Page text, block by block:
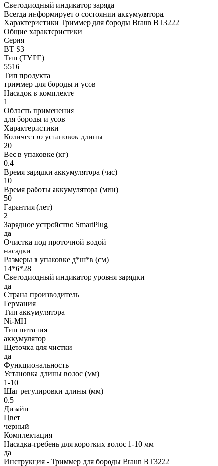
Светодиодный индикатор заряда
Всегда информирует о состоянии аккумулятора.
Характеристики Триммер для бороды Braun BT3222
Общие характеристики
Серия
BT S3
Тип (TYPE)
5516
Тип продукта
триммер для бороды и усов
Насадок в комплекте
1
Область применения
для бороды и усов
Характеристики
Количество установок длины
20
Вес в упаковке (кг)
0.4
Время зарядки аккумулятора (час)
10
Время работы аккумулятора (мин)
50
Гарантия (лет)
2
Зарядное устройство SmartPlug
да
Очистка под проточной водой
насадки
Размеры в упаковке д*ш*в (см)
14*6*28
Светодиодный индикатор уровня зарядки
да
Страна производитель
Германия
Тип аккумулятора
Ni-MH
Тип питания
аккумулятор
Щеточка для чистки
да
Функциональность
Установка длины волос (мм)
1-10
Шаг регулировки длины (мм)
0.5
Дизайн
Цвет
черный
Комплектация
Насадка-гребень для коротких волос 1-10 мм
да
Инструкция - Триммер для бороды Braun BT3222